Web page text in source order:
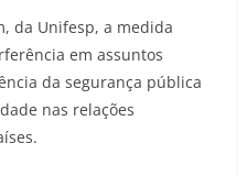
da Unifesp, a medida
em assuntos
da segurança pública
nas relações